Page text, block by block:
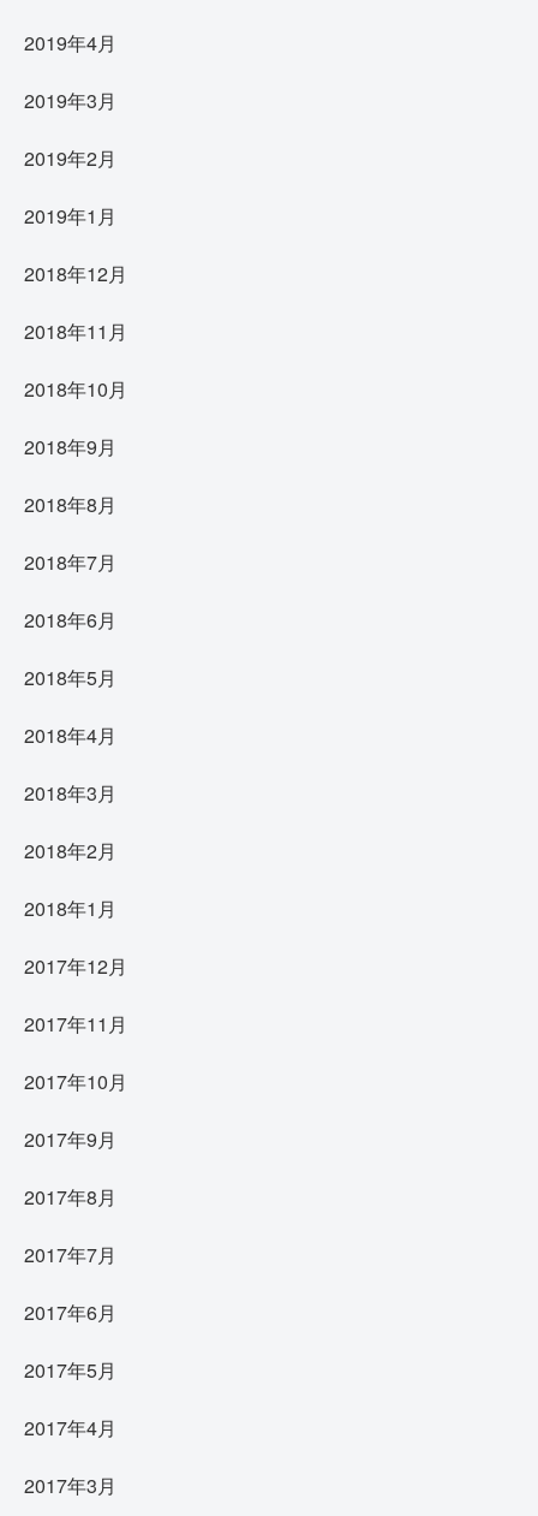
2019年4月
2019年3月
2019年2月
2019年1月
2018年12月
2018年11月
2018年10月
2018年9月
2018年8月
2018年7月
2018年6月
2018年5月
2018年4月
2018年3月
2018年2月
2018年1月
2017年12月
2017年11月
2017年10月
2017年9月
2017年8月
2017年7月
2017年6月
2017年5月
2017年4月
2017年3月